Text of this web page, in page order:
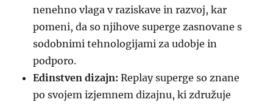
nenehno vlaga v raziskave in razvoj, kar
pomeni, da so njihove superge zasnovane s
sodobnimi tehnologijami za udobje in
podporo.
Edinstven dizajn: Replay superge so znane
po svojem izjemnem dizajnu, ki združuje